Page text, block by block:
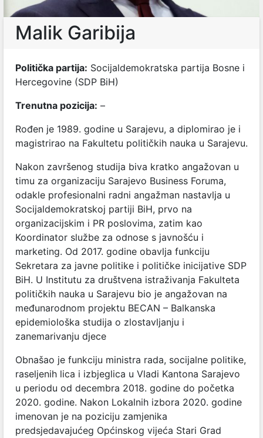
Malik Garibija
Politička partija: Socijaldemokratska partija Bosne i
Hercegovine (SDP BiH)
Trenutna pozicija: –
Rođen je 1989. godine u Sarajevu, a diplomirao je i
magistrirao na Fakultetu političkih nauka u Sarajevu.
Nakon završenog studija biva kratko angažovan u
timu za organizaciju Sarajevo Business Foruma,
odakle profesionalni radni angažman nastavlja u
Socijaldemokratskoj partiji BiH, prvo na
organizacijskim i PR poslovima, zatim kao
Koordinator službe za odnose s javnošću i
marketing. Od 2017. godine obavlja funkciju
Sekretara za javne politike i političke inicijative SDP
BiH. U Institutu za društvena istraživanja Fakulteta
političkih nauka u Sarajevu bio je angažovan na
međunarodnom projektu BECAN – Balkanska
epidemiološka studija o zlostavljanju i
zanemarivanju djece
Obnašao je funkciju ministra rada, socijalne politike,
raseljenih lica i izbjeglica u Vladi Kantona Sarajevo
u periodu od decembra 2018. godine do početka
2020. godine. Nakon Lokalnih izbora 2020. godine
imenovan je na poziciju zamjenika
predsjedavajućeg Općinskog vijeća Stari Grad